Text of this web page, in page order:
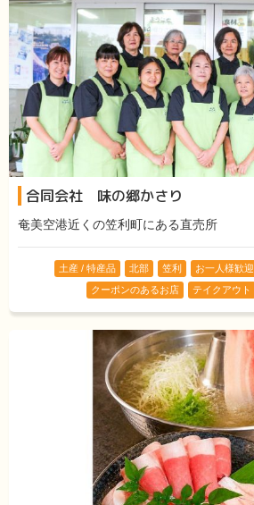
合同会社 味の郷かさり
奄美空港近くの笠利町にある直売所
土産 / 特産品 北部 笠利 お一人様歓迎
クーポンのあるお店
テイクアウト